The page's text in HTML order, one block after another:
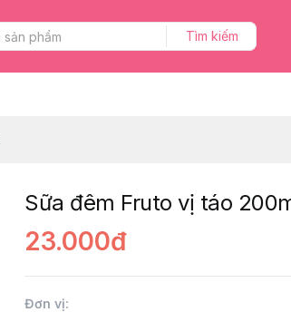
Tìm kiếm
Sữa đêm Fruto vị táo
23.000đ
Đơn vị: